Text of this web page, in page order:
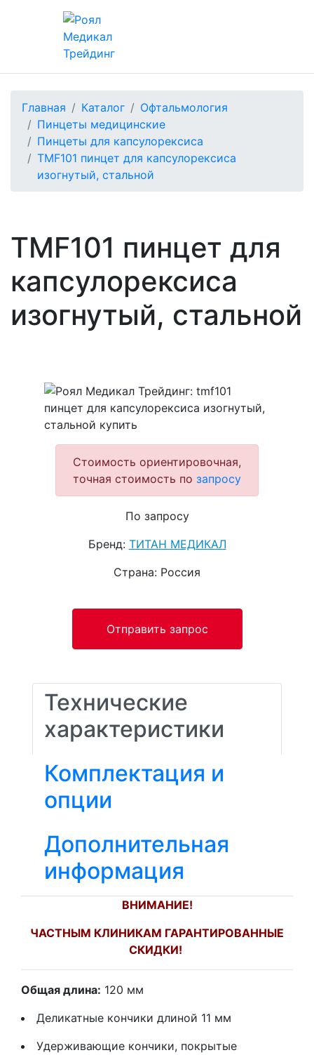
Главная Каталог
Офтальмология
Пинцеты медицинские
Пинцеты для капсулорексиса
TMF101 пинцет для капсулорексиса
изогнутый, стальной
TMF101 пинцет для
капсулорексиса
изогнутый, стальной
Стоимость ориентировочная,
точная стоимость по запросу
По запросу
Бренд: ТИТАН МЕДИКАЛ
Страна: Россия
Отправить запрос
Технические
характеристики
Комплектация и
опции
Дополнительная
информация
ВНИМАНИЕ!
ЧАСТНЫМ КЛИНИКАМ ГАРАНТИРОВАННЫЕ
СКИДКИ!
Общая длина: 120 мм
Деликатные кончики длиной 11 мм
Удерживающие кончики, покрытые